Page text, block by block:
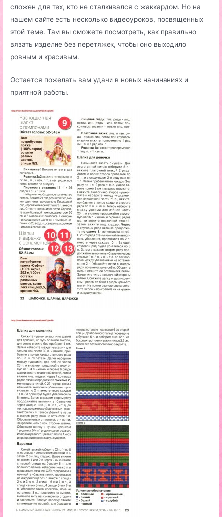
сложен для тех, кто не сталкивался с жаккардом. Но на
нашем сайте есть несколько видеоуроков, посвященных
этой теме. Там вы сможете посмотреть, как правильно
вязать изделие без перетяжек, чтобы оно выходило
ровным и красивым.
Остается пожелать вам удачи в новых начинаниях и
приятной работы.